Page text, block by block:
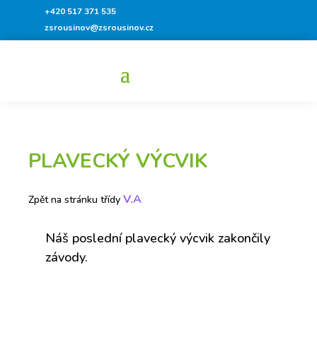
+420 517 371 535
zsrousinov@zsrousinov.cz
PLAVECKÝ VÝCVIK
Zpět na stránku třídy V.A
Náš poslední plavecký výcvik zakončily
závody.